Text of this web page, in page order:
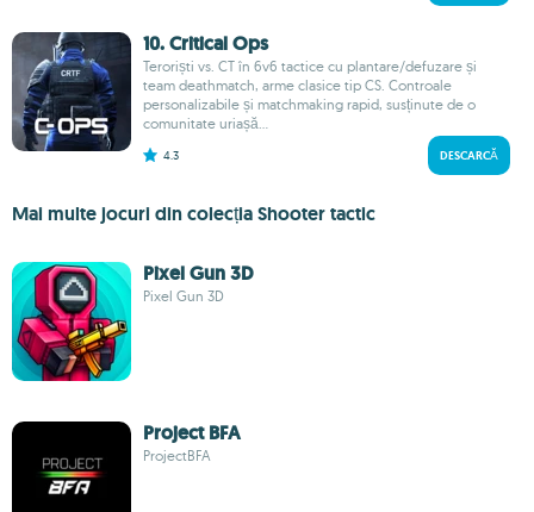
10. Critical Ops
Teroriști vs. CT în 6v6 tactice cu plantare/defuzare și
team deathmatch, arme clasice tip CS. Controale
personalizabile și matchmaking rapid, susținute de o
comunitate uriașă...
4.3 DESCARCĂ
Mai multe jocuri din colecția Shooter tactic
Pixel Gun 3D
Pixel Gun 3D
Project BFA
ProjectBFA